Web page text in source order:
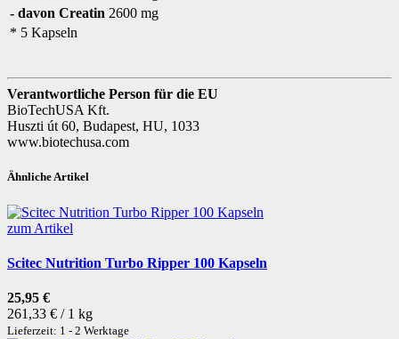
- davon Creatin 2600 mg
* 5 Kapseln
Verantwortliche Person für die EU
BioTechUSA Kft.
Huszti út 60, Budapest, HU, 1033
www.biotechusa.com
Ähnliche Artikel
zum Artikel
Scitec Nutrition Turbo Ripper 100 Kapseln
25,95 €
261,33 € / 1 kg
Lieferzeit: 1 - 2 Werktage